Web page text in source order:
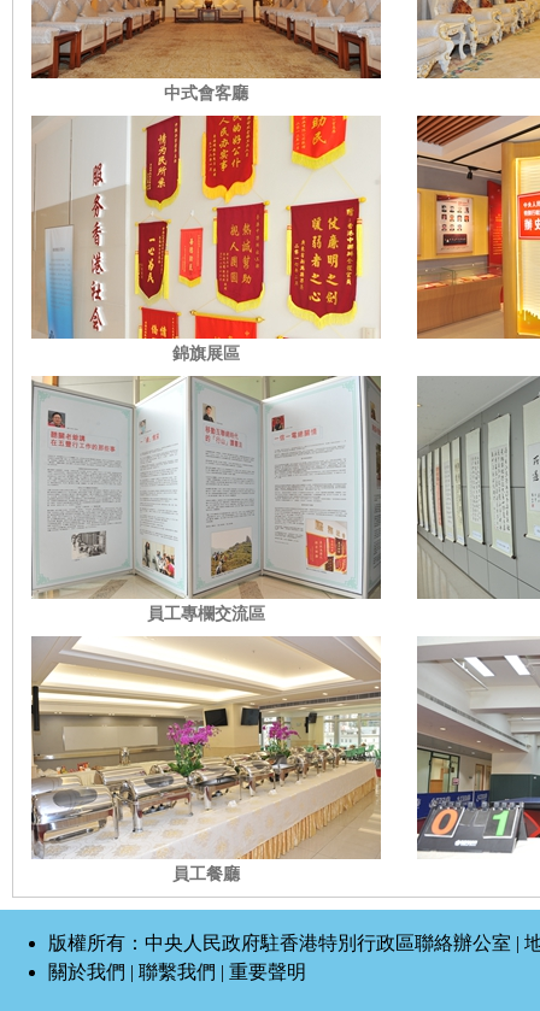
中式會客廳
錦旗展區
員工專欄交流區
員工餐廳